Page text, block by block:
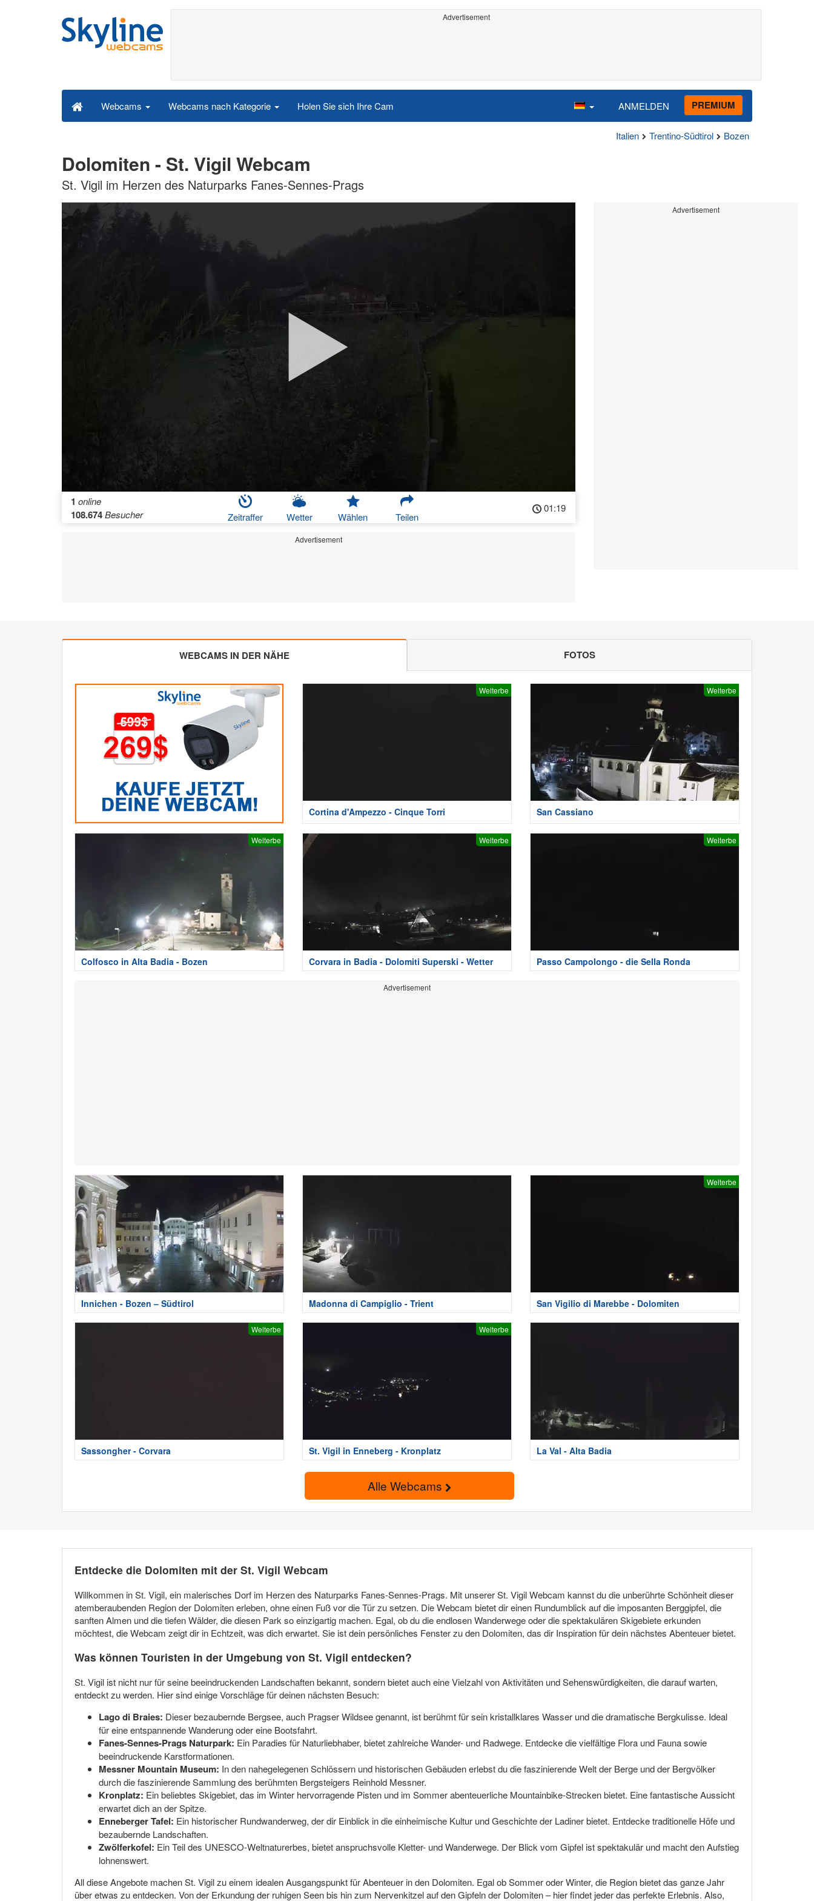
Advertisement
Webcams Webcams nach Kategorie Holen Sie sich Ihre Cam ANMELDEN PREMIUM
Italien Trentino-Südtirol Bozen
Dolomiten - St. Vigil Webcam
St. Vigil im Herzen des Naturparks Fanes-Sennes-Prags
1 online
108.674Besucher Zeitraffer Wetter Wählen Teilen
01:19
Advertisement
Advertisement
WEBCAMS IN DER NÄHE FOTOS
Welterbe
Cortina d'Ampezzo - Cinque Torri
Welterbe
San Cassiano
Welterbe
Colfosco in Alta Badia - Bozen
Welterbe
Corvara in Badia - Dolomiti Superski - Wetter
Welterbe
Passo Campolongo - die Sella Ronda
Advertisement
Innichen - Bozen – Südtirol Madonna di Campiglio - Trient
Welterbe
San Vigilio di Marebbe - Dolomiten
Welterbe
Sassongher - Corvara
Welterbe
St. Vigil in Enneberg - Kronplatz La Val - Alta Badia
Alle Webcams
Entdecke die Dolomiten mit der St. Vigil Webcam
Willkommen in St. Vigil, ein malerisches Dorf im Herzen des Naturparks Fanes-Sennes-Prags. Mit unserer St. Vigil Webcam kannst du die unberührte Schönheit dieser
atemberaubenden Region der Dolomiten erleben, ohne einen Fuß vor die Tür zu setzen. Die Webcam bietet dir einen Rundumblick auf die imposanten Berggipfel, die
sanften Almen und die tiefen Wälder, die diesen Park so einzigartig machen. Egal, ob du die endlosen Wanderwege oder die spektakulären Skigebiete erkunden
möchtest, die Webcam zeigt dir in Echtzeit, was dich erwartet. Sie ist dein persönliches Fenster zu den Dolomiten, das dir Inspiration für dein nächstes Abenteuer bietet.
Was können Touristen in der Umgebung von St. Vigil entdecken?
St. Vigil ist nicht nur für seine beeindruckenden Landschaften bekannt, sondern bietet auch eine Vielzahl von Aktivitäten und Sehenswürdigkeiten, die darauf warten,
entdeckt zu werden. Hier sind einige Vorschläge für deinen nächsten Besuch:
Lago di Braies: Dieser bezaubernde Bergsee, auch Pragser Wildsee genannt, ist berühmt für sein kristallklares Wasser und die dramatische Bergkulisse. Ideal
für eine entspannende Wanderung oder eine Bootsfahrt.
Fanes-Sennes-Prags Naturpark: Ein Paradies für Naturliebhaber, bietet zahlreiche Wander- und Radwege. Entdecke die vielfältige Flora und Fauna sowie
beeindruckende Karstformationen.
Messner Mountain Museum: In den nahegelegenen Schlössern und historischen Gebäuden erlebst du die faszinierende Welt der Berge und der Bergvölker
durch die faszinierende Sammlung des berühmten Bergsteigers Reinhold Messner.
Kronplatz: Ein beliebtes Skigebiet, das im Winter hervorragende Pisten und im Sommer abenteuerliche Mountainbike-Strecken bietet. Eine fantastische Aussicht
erwartet dich an der Spitze.
Enneberger Tafel: Ein historischer Rundwanderweg, der dir Einblick in die einheimische Kultur und Geschichte der Ladiner bietet. Entdecke traditionelle Höfe und
bezaubernde Landschaften.
Zwölferkofel: Ein Teil des UNESCO-Weltnaturerbes, bietet anspruchsvolle Kletter- und Wanderwege. Der Blick vom Gipfel ist spektakulär und macht den Aufstieg
lohnenswert.
All diese Angebote machen St. Vigil zu einem idealen Ausgangspunkt für Abenteuer in den Dolomiten. Egal ob Sommer oder Winter, die Region bietet das ganze Jahr
über etwas zu entdecken. Von der Erkundung der ruhigen Seen bis hin zum Nervenkitzel auf den Gipfeln der Dolomiten – hier findet jeder das perfekte Erlebnis. Also,